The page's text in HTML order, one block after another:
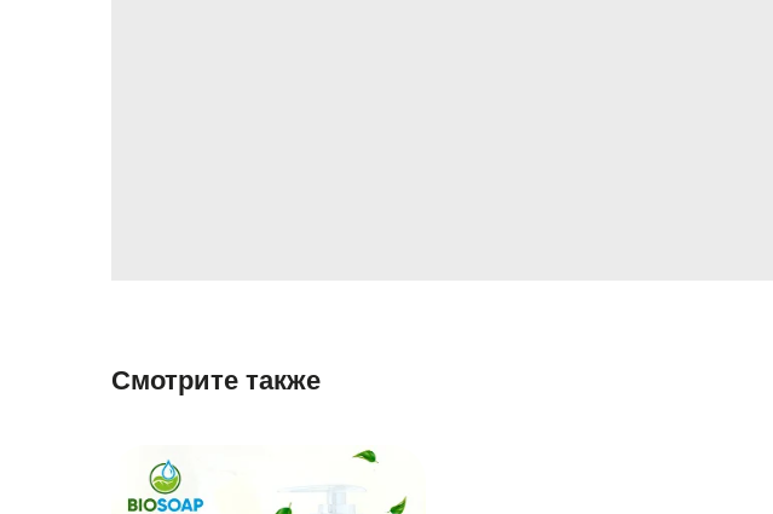
Смотрите также